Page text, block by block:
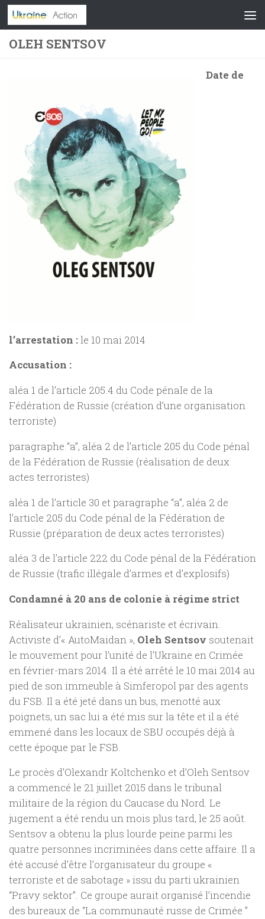
Skip to content
OLEH SENTSOV
Date de
l’arrestation :le 10 mai 2014
Accusation :
aléa 1 de l’article 205.4 du Code pénale de la
Fédération de Russie (création d’une organisation
terroriste)
paragraphe “a”, aléa 2 de l’article 205 du Code pénal
de la Fédération de Russie (réalisation de deux
actes terroristes)
aléa 1 de l’article 30 et paragraphe “a”, aléa 2 de
l’article 205 du Code pénal de la Fédération de
Russie (préparation de deux actes terroristes)
aléa 3 de l’article 222 du Code pénal de la Fédération
de Russie (trafic illégale d’armes et d’explosifs)
Condamné à 20 ans de colonie à régime strict
Réalisateur ukrainien, scénariste et écrivain.
Activiste d’« AutoMaidan », Oleh Sentsov soutenait
le mouvement pour l’unité de l’Ukraine en Crimée
en février-mars 2014. Il a été arrêté le 10 mai 2014 au
pied de son immeuble à Simferopol par des agents
du FSB. Il a été jeté dans un bus, menotté aux
poignets, un sac lui a été mis sur la tête et il a été
emmené dans les locaux de SBU occupés déjà à
cette époque par le FSB.
Le procès d’Olexandr Koltchenko et d’Oleh Sentsov
a commencé le 21 juillet 2015 dans le tribunal
militaire de la région du Caucase du Nord. Le
jugement a été rendu un mois plus tard, le 25 août.
Sentsov a obtenu la plus lourde peine parmi les
quatre personnes incriminées dans cette affaire. Il a
été accusé d’être l’organisateur du groupe «
terroriste et de sabotage » issu du parti ukrainien
“Pravy sektor”. Ce groupe aurait organisé l’incendie
des bureaux de “La communauté russe de Crimée ”